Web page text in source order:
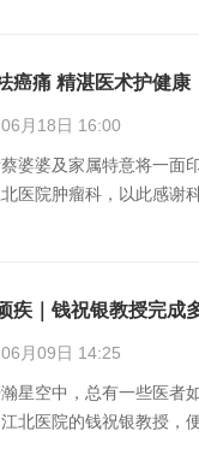
癌痛 精湛医术护健康
月18日 16:00
婆婆及家属特意将一面
医院肿瘤科，以此感谢
疾｜钱祝银教授完成
月09日 14:25
星空中，总有一些医者
北医院的钱祝银教授，